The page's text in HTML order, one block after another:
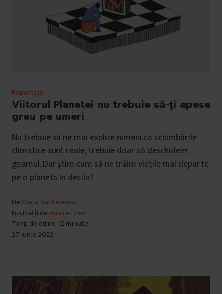
Reportaje
Viitorul Planetei nu trebuie să-ți apese
greu pe umeri
Nu trebuie să ne mai explice nimeni că schimbările
climatice sunt reale, trebuie doar să deschidem
geamul. Dar știm cum să ne trăim viețile mai departe
pe o planetă în declin?
De Oana Racheleanu
Ilustrații deAna Letzner
Timp de citire: 12 minute
27 iunie 2022